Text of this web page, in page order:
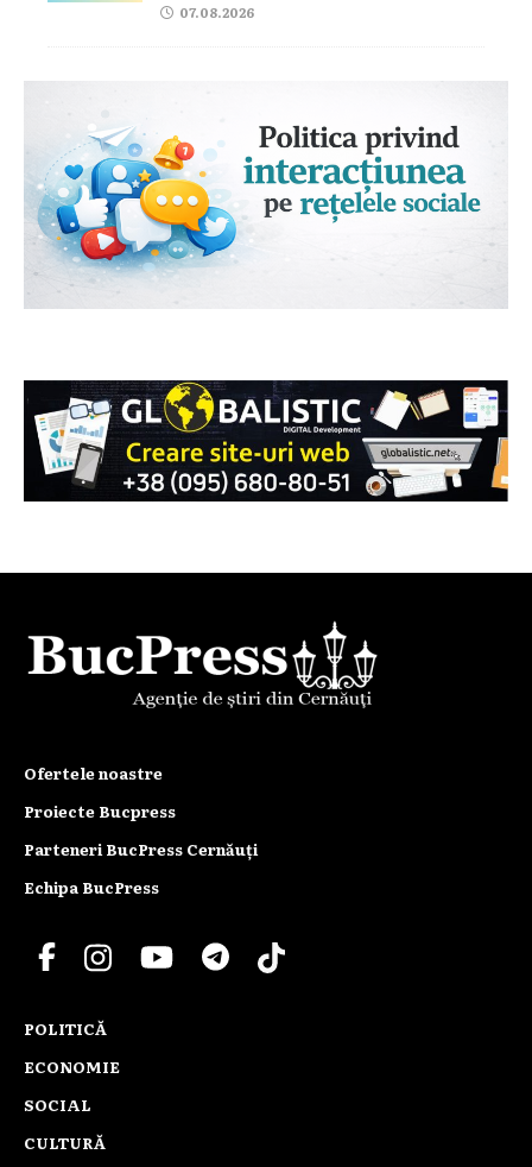
07.08.2026
Ofertele noastre
Proiecte Bucpress
Parteneri BucPress Cernăuți
Echipa BucPress
POLITICĂ
ECONOMIE
SOCIAL
CULTURĂ